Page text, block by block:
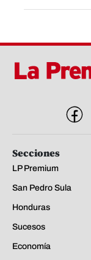
Secciones
LP Premium
San Pedro Sula
Honduras
Sucesos
Economía